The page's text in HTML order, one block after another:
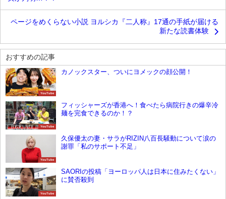
ページをめくらない小説 ヨルシカ『二人称』17通の手紙が届ける
新たな読書体験
おすすめの記事
YouTube
カノックスター、ついにヨメックの顔公開！
YouTube
フィッシャーズが香港へ！食べたら病院行きの爆辛冷
麺を完食できるのか！？
YouTube
久保優太の妻・サラがRIZIN八百長騒動について涙の
謝罪「私のサポート不足」
YouTube
SAORIの投稿「ヨーロッパ人は日本に住みたくない」
に賛否殺到